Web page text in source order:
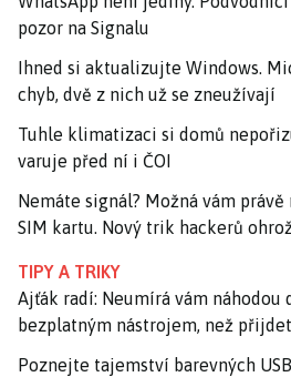
pozor na Signalu
Ihned si aktualizujte Windows.
chyb, dvě z nich už se zneužívají
Tuhle klimatizaci si domů
varuje před ní i ČOI
Nemáte signál? Možná vám
SIM kartu. Nový trik hackerů
TIPY A TRIKY
Ajťák radí: Neumírá vám
bezplatným nástrojem, než
Poznejte tajemství barevných